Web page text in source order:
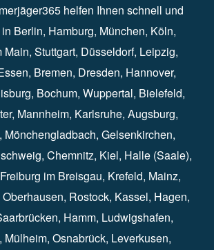
helfen Ihnen schnell und
Berlin⁠, Hamburg⁠, München, Köln⁠,
Main⁠, Stuttgart⁠, Düsseldorf⁠, Leipzig⁠,
⁠, Bremen⁠, Dresden⁠, Hannover⁠,
⁠⁠, Bochum⁠, Wuppertal⁠⁠, Bielefeld⁠⁠,
, Mannheim⁠, Karlsruhe⁠, Augsburg⁠,
⁠⁠, Mönchengladbach⁠, Gelsenkirchen⁠⁠,
⁠, Chemnitz⁠⁠, Kiel⁠, Halle (Saale)⁠⁠,
Freiburg im Breisgau⁠⁠, Krefeld⁠⁠, Mainz⁠⁠,
Oberhausen⁠⁠, Rostock⁠⁠, Kassel⁠⁠, Hagen⁠,
⁠⁠, Hamm⁠, Ludwigshafen⁠,
⁠, Mülheim⁠, Osnabrück⁠⁠, Leverkusen⁠,